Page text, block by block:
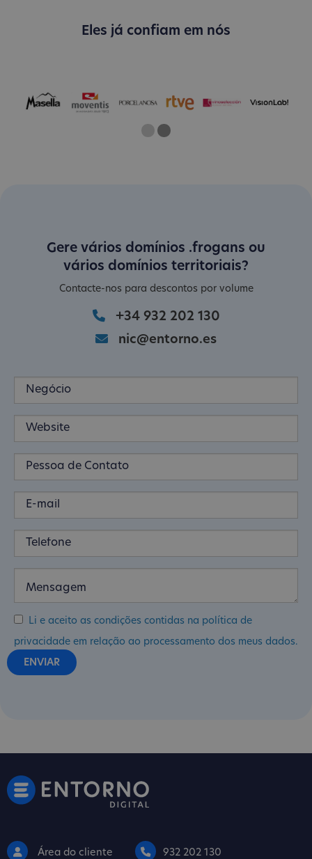
Eles já confiam em nós
OneTwo
Current Slide
Gere vários domínios .frogans ou
vários domínios territoriais?
Contacte-nos para descontos por volume
+34 932 202 130
nic@entorno.es
Li e aceito as condições contidas na política de
privacidade em relação ao processamento dos meus dados.
Área do cliente 932 202 130